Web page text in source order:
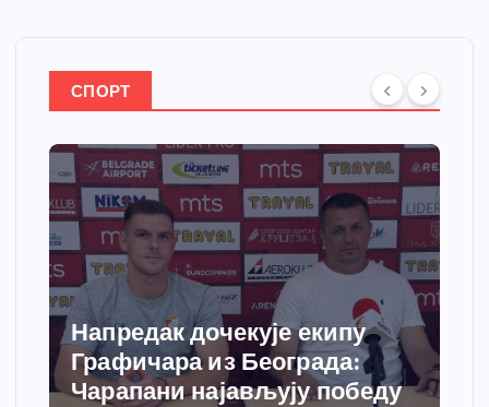
СПОРТ
Напредак дочекује екипу
Графичара из Београда:
Чарапани најављују победу